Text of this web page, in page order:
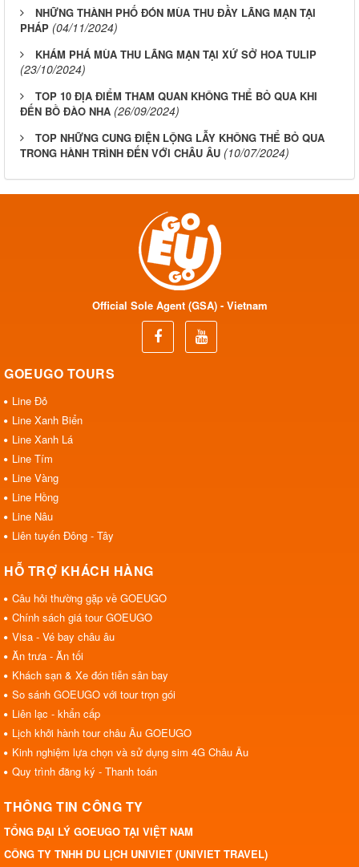
NHỮNG THÀNH PHỐ ĐÓN MÙA THU ĐẦY LÃNG MẠN TẠI
PHÁP (04/11/2024)
KHÁM PHÁ MÙA THU LÃNG MẠN TẠI XỨ SỞ HOA TULIP
(23/10/2024)
TOP 10 ĐỊA ĐIỂM THAM QUAN KHÔNG THỂ BỎ QUA KHI
ĐẾN BỒ ĐÀO NHA (26/09/2024)
TOP NHỮNG CUNG ĐIỆN LỘNG LẪY KHÔNG THỂ BỎ QUA
TRONG HÀNH TRÌNH ĐẾN VỚI CHÂU ÂU (10/07/2024)
Official Sole Agent (GSA) - Vietnam
GOEUGO TOURS
Line Đỏ
Line Xanh Biển
Line Xanh Lá
Line Tím
Line Vàng
Line Hồng
Line Nâu
Liên tuyến Đông - Tây
HỖ TRỢ KHÁCH HÀNG
Câu hỏi thường gặp về GOEUGO
Chính sách giá tour GOEUGO
Visa - Vé bay châu âu
Ăn trưa - Ăn tối
Khách sạn & Xe đón tiễn sân bay
So sánh GOEUGO với tour trọn gói
Liên lạc - khẩn cấp
Lịch khởi hành tour châu Âu GOEUGO
Kinh nghiệm lựa chọn và sử dụng sim 4G Châu Âu
Quy trình đăng ký - Thanh toán
THÔNG TIN CÔNG TY
TỔNG ĐẠI LÝ GOEUGO TẠI VIỆT NAM
CÔNG TY TNHH DU LỊCH UNIVIET (UNIVIET TRAVEL)